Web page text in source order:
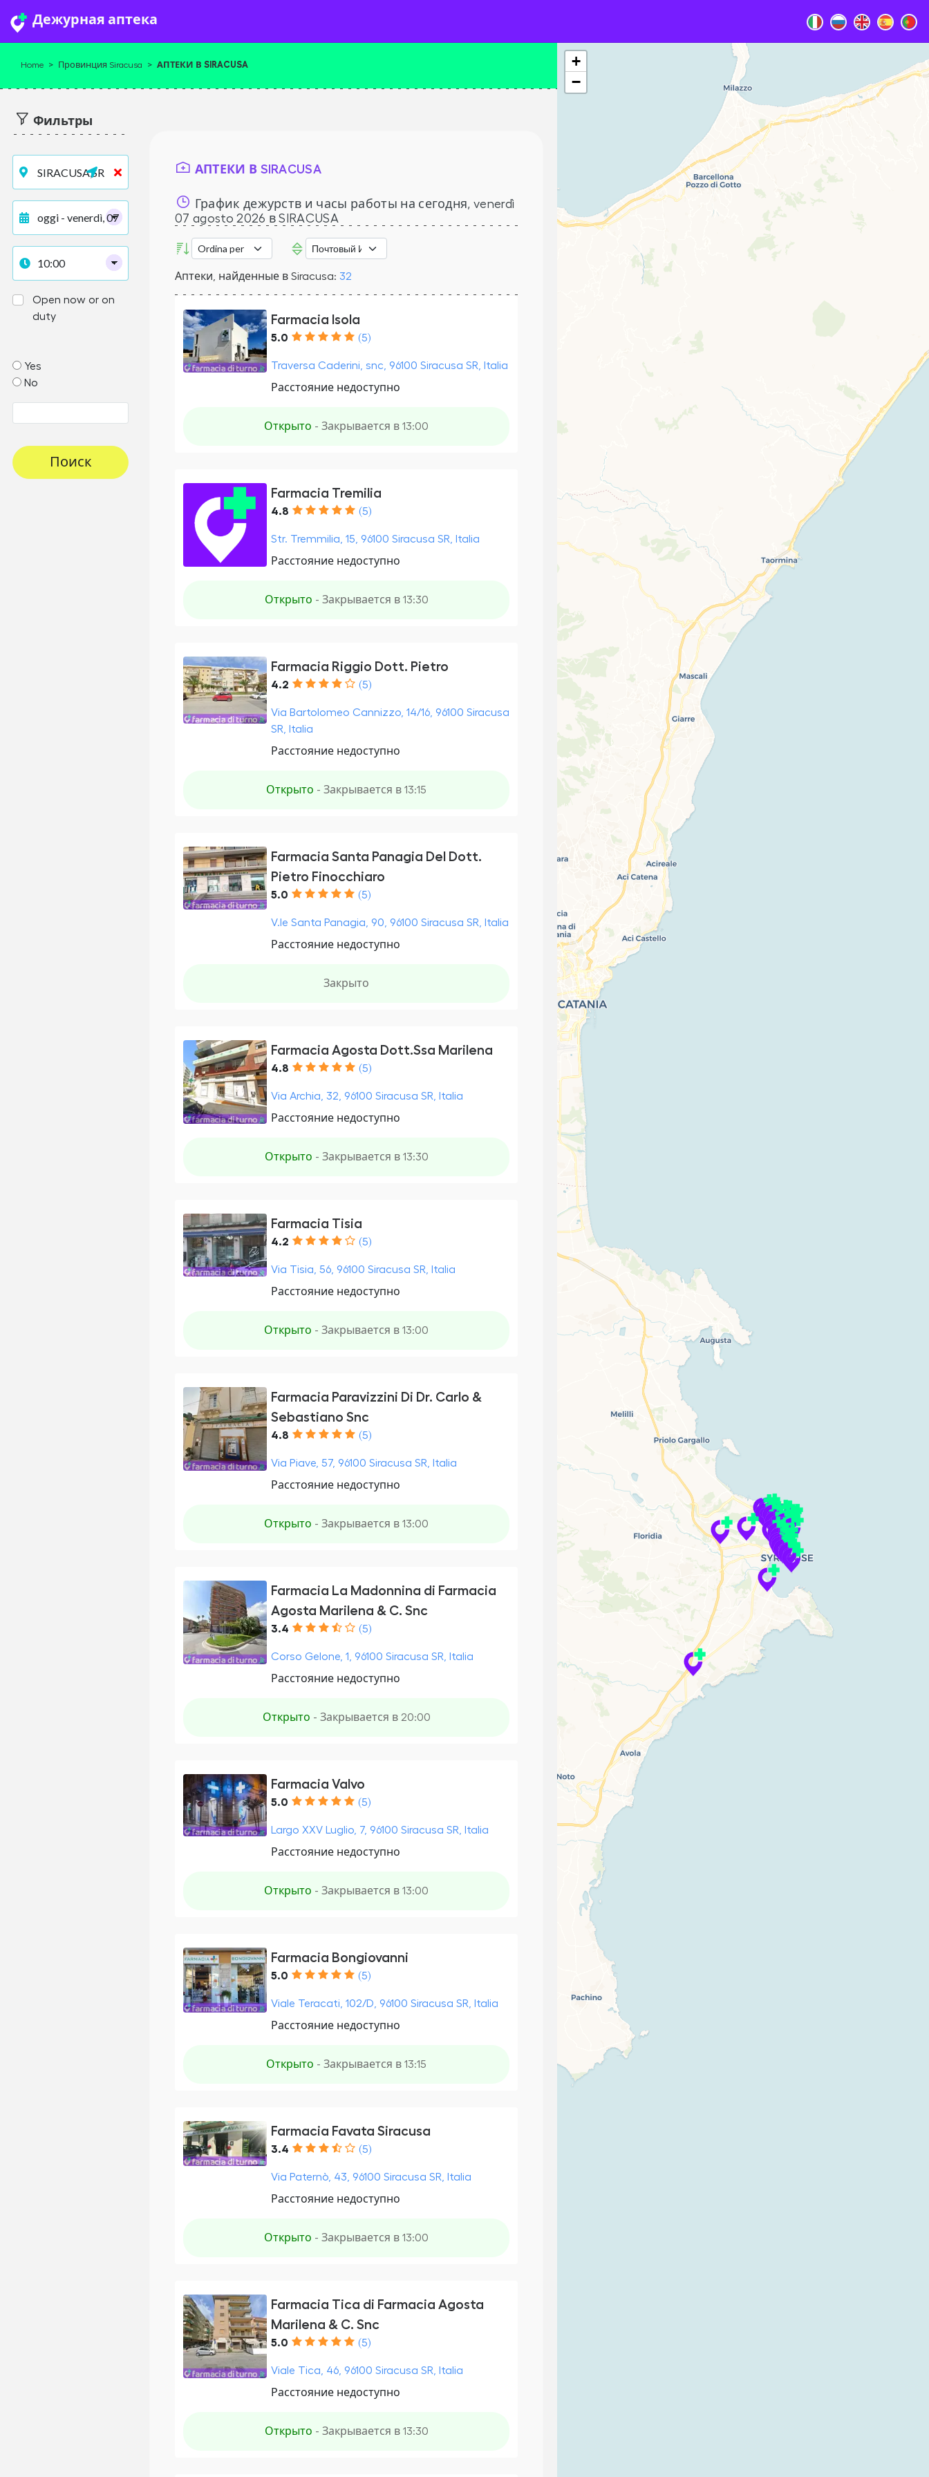
Дежурная аптека
Home > Провинция Siracusa > АПТЕКИ В SIRACUSA
+
−
АПТЕКИ В SIRACUSA
График дежурств и часы работы на сегодня,venerdì
07 agosto 2026 в SIRACUSA
Аптеки, найденные в Siracusa: 32
Farmacia Isola
5.0 (5)
Traversa Caderini, snc, 96100 Siracusa SR, Italia
Расстояние недоступно
Открыто - Закрывается в 13:00
Farmacia Tremilia
4.8 (5)
Str. Tremmilia, 15, 96100 Siracusa SR, Italia
Расстояние недоступно
Открыто - Закрывается в 13:30
Farmacia Riggio Dott. Pietro
4.2 (5)
Via Bartolomeo Cannizzo, 14/16, 96100 Siracusa
SR, Italia
Расстояние недоступно
Открыто - Закрывается в 13:15
Farmacia Santa Panagia Del Dott.
Pietro Finocchiaro
5.0 (5)
V.le Santa Panagia, 90, 96100 Siracusa SR, Italia
Расстояние недоступно
Закрыто
Farmacia Agosta Dott.Ssa Marilena
4.8 (5)
Via Archia, 32, 96100 Siracusa SR, Italia
Расстояние недоступно
Открыто - Закрывается в 13:30
Farmacia Tisia
4.2 (5)
Via Tisia, 56, 96100 Siracusa SR, Italia
Расстояние недоступно
Открыто - Закрывается в 13:00
Farmacia Paravizzini Di Dr. Carlo &
Sebastiano Snc
4.8 (5)
Via Piave, 57, 96100 Siracusa SR, Italia
Расстояние недоступно
Открыто - Закрывается в 13:00
Farmacia La Madonnina di Farmacia
Agosta Marilena & C. Snc
3.4 (5)
Corso Gelone, 1, 96100 Siracusa SR, Italia
Расстояние недоступно
Открыто - Закрывается в 20:00
Farmacia Valvo
5.0 (5)
Largo XXV Luglio, 7, 96100 Siracusa SR, Italia
Расстояние недоступно
Открыто - Закрывается в 13:00
Farmacia Bongiovanni
5.0 (5)
Viale Teracati, 102/D, 96100 Siracusa SR, Italia
Расстояние недоступно
Открыто - Закрывается в 13:15
Farmacia Favata Siracusa
3.4 (5)
Via Paternò, 43, 96100 Siracusa SR, Italia
Расстояние недоступно
Открыто - Закрывается в 13:00
Farmacia Tica di Farmacia Agosta
Marilena & C. Snc
5.0 (5)
Viale Tica, 46, 96100 Siracusa SR, Italia
Расстояние недоступно
Открыто - Закрывается в 13:30
Фильтры
Open now or on
duty
Yes
No
Поиск